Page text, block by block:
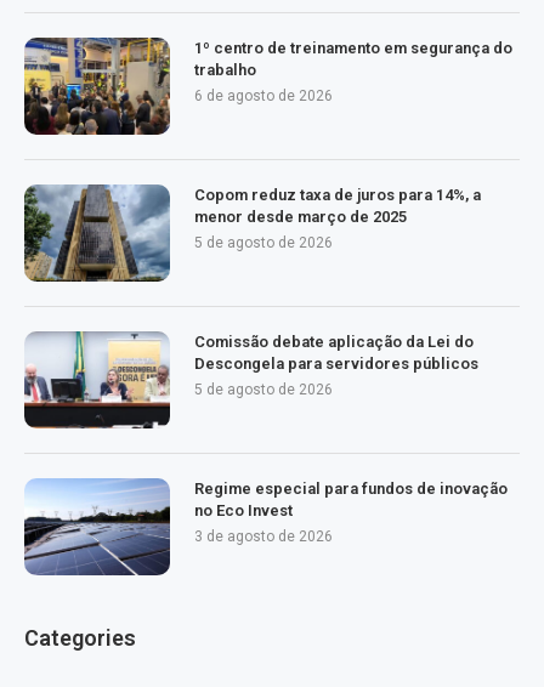
1º centro de treinamento em segurança do
trabalho
6 de agosto de 2026
Copom reduz taxa de juros para 14%, a
menor desde março de 2025
5 de agosto de 2026
Comissão debate aplicação da Lei do
Descongela para servidores públicos
5 de agosto de 2026
Regime especial para fundos de inovação
no Eco Invest
3 de agosto de 2026
Categories